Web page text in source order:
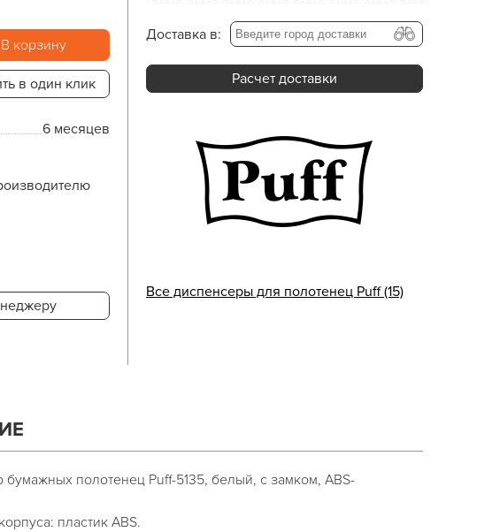
В корзину
в один клик
6 месяцев
Доставка в:
Расчет доставки
Все диспенсеры для полотенец Puff (15)
бумажных полотенец Puff-5135, белый, с замком, ABS-
пластик ABS.